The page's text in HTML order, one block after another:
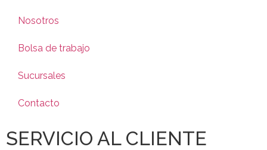
Nosotros
Bolsa de trabajo
Sucursales
Contacto
SERVICIO AL CLIENTE